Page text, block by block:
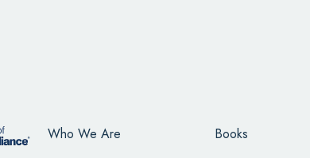
Who We Are Books